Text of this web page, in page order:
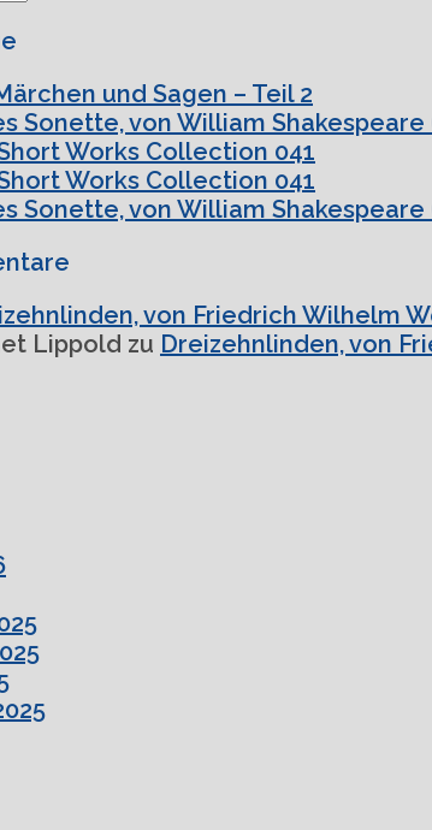
und Sagen – Teil 2
Sonette, von William Shakespeare
Works Collection 041
Works Collection 041
Sonette, von William Shakespeare
von Friedrich Wilhelm
Lippold zu Dreizehnlinden, von